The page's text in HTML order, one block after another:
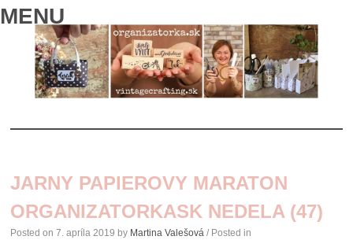
MENU
CONTENT
JARNY PAPIEROVY MARATON
ORGANIZATORKASK NEDELA (47)
Posted on7. apríla 2019 by Martina Valešová / Posted in